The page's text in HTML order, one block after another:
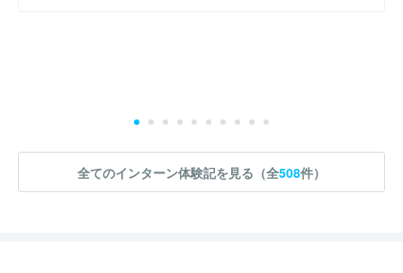
全てのインターン体験記を見る（全508件）